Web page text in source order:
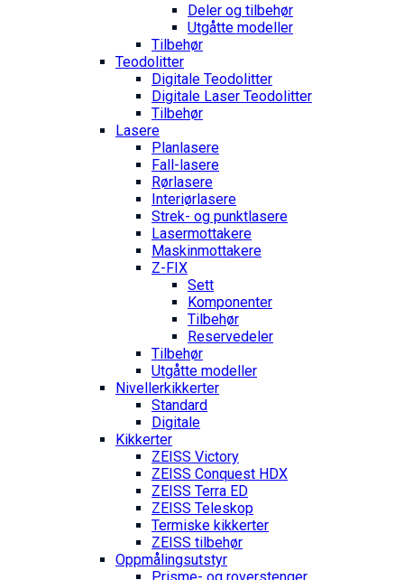
Deler og tilbehør
Utgåtte modeller
Tilbehør
Teodolitter
Digitale Teodolitter
Digitale Laser Teodolitter
Tilbehør
Lasere
Planlasere
Fall-lasere
Rørlasere
Interiør­lasere
Strek- og punktlasere
Laser­mottakere
Maskin­mottakere
Z-FIX
Sett
Komponenter
Tilbehør
Reservedeler
Tilbehør
Utgåtte modeller
Nivellerkikkerter
Standard
Digitale
Kikkerter
ZEISS Victory
ZEISS Conquest HDX
ZEISS Terra ED
ZEISS Teleskop
Termiske kikkerter
ZEISS tilbehør
Oppmålings­utstyr